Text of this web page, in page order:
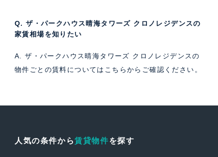
Q. ザ・パークハウス晴海タワーズ クロノレジデンスの
家賃相場を知りたい
A. ザ・パークハウス晴海タワーズ クロノレジデンスの
物件ごとの賃料については こちらからご確認ください。
人気の条件から賃貸物件を探す